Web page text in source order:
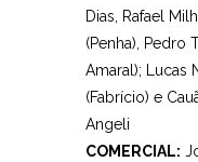
Dias, Rafael
(Penha), Pedro
Amaral); Lucas
(Fabrício) e
Angeli
COMERCIAL: